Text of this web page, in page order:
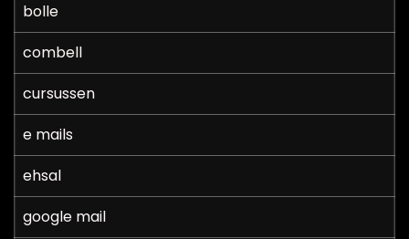
bolle
combell
cursussen
e mails
ehsal
google mail